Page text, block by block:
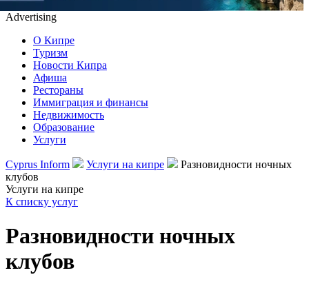
Advertising
О Кипре
Туризм
Новости Кипра
Афиша
Рестораны
Иммиграция и финансы
Недвижимость
Образование
Услуги
Cyprus Inform Услуги на кипре
Разновидности ночных
клубов
Услуги на кипре
К списку услуг
Разновидности ночных
клубов